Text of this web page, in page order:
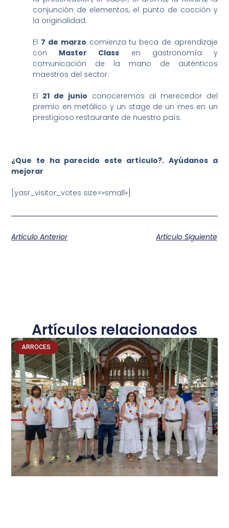
conjunción de elementos, el punto de cocción y
la originalidad.
El 7 de marzo comienza tu beca de aprendizaje
con Master Class en gastronomía y
comunicación de la mano de auténticos
maestros del sector.
El 21 de junio conoceremos al merecedor del
premio en metálico y un stage de un mes en un
prestigioso restaurante de nuestro país.
¿Que te ha parecido este artículo?. Ayúdanos a
mejorar
[yasr_visitor_votes size=»small»]
Artículo Anterior Artículo Siguiente
Artículos relacionados
ARROCES